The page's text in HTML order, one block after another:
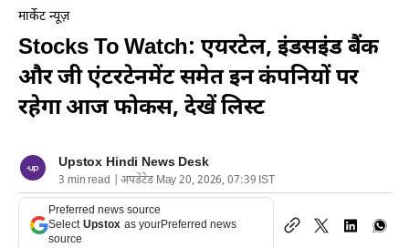
मार्केट न्यूज़
Stocks To Watch: एयरटेल, इंडसइंड बैंक
और जी एंटरटेनमेंट समेत इन कंपनियों पर
रहेगा आज फोकस, देखें लिस्ट
Upstox Hindi News Desk
3 min read | अपडेटेड May 20, 2026, 07:39 IST
Preferred news source
Select Upstox as yourPreferred news
source